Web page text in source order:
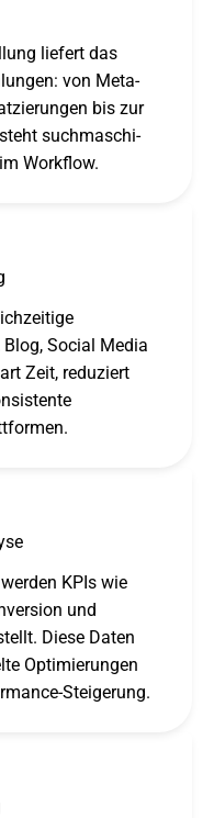
liefert das
von Meta-
bis zur
such­ma­schi­
Workflow.
Social Media
Zeit, redu­ziert
KPIs wie
und
Diese Daten
Optimierungen
Steigerung.